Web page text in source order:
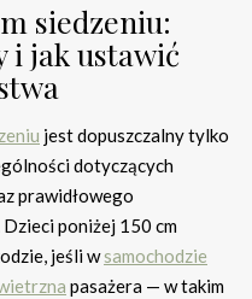
siedzeniu:
i jak ustawić
jest dopuszczalny tylko
dotyczących
prawidłowego
poniżej 150 cm
jeśli wsamochodzie
pasażera — w takim